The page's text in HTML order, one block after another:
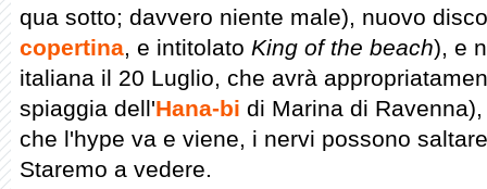
qua sotto; davvero niente male), nuovo
copertina, e intitolato King of the beach), e
italiana il 20 Luglio, che avrà
spiaggia dell'Hana-bi di Marina di
che l'hype va e viene, i nervi possono
Staremo a vedere.